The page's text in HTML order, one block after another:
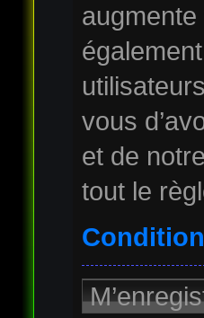
augmente
vous
et de
tout le